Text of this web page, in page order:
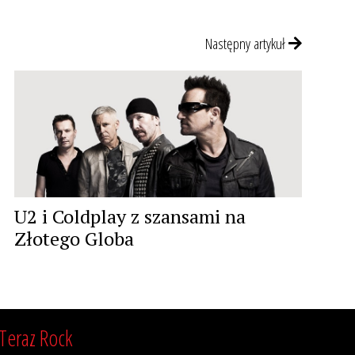
Następny artykuł
U2 i Coldplay z szansami na
Złotego Globa
Teraz Rock